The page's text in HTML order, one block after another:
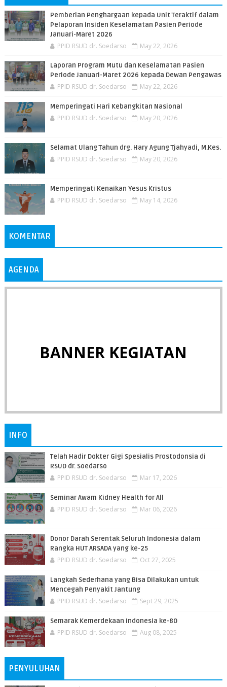
Pemberian Penghargaan kepada Unit Teraktif dalam
Pelaporan Insiden Keselamatan Pasien Periode
Januari-Maret 2026
PPID RSUD dr. Soedarso May 22, 2026
Laporan Program Mutu dan Keselamatan Pasien
Periode Januari-Maret 2026 kepada Dewan Pengawas
PPID RSUD dr. Soedarso May 22, 2026
Memperingati Hari Kebangkitan Nasional
PPID RSUD dr. Soedarso May 20, 2026
Selamat Ulang Tahun drg. Hary Agung Tjahyadi, M.Kes.
PPID RSUD dr. Soedarso May 20, 2026
Memperingati Kenaikan Yesus Kristus
PPID RSUD dr. Soedarso May 14, 2026
KOMENTAR
AGENDA
BANNER KEGIATAN
INFO
Telah Hadir Dokter Gigi Spesialis Prostodonsia di
RSUD dr. Soedarso
PPID RSUD dr. Soedarso Mar 17, 2026
Seminar Awam Kidney Health for All
PPID RSUD dr. Soedarso Mar 06, 2026
Donor Darah Serentak Seluruh Indonesia dalam
Rangka HUT ARSADA yang ke-25
PPID RSUD dr. Soedarso Oct 27, 2025
Langkah Sederhana yang Bisa Dilakukan untuk
Mencegah Penyakit Jantung
PPID RSUD dr. Soedarso Sept 29, 2025
Semarak Kemerdekaan Indonesia ke-80
PPID RSUD dr. Soedarso Aug 08, 2025
PENYULUHAN